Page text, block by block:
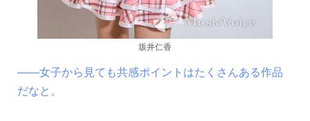
坂井仁香
――女子から見ても共感ポイントはたくさんある作品
だなと。